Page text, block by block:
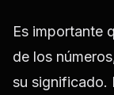
Es importante
de los
su significado.